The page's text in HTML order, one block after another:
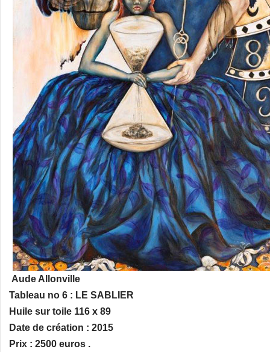
Aude Allonville
Tableau no 6 : LE SABLIER
Huile sur toile 116 x 89
Date de création : 2015
Prix : 2500 euros .